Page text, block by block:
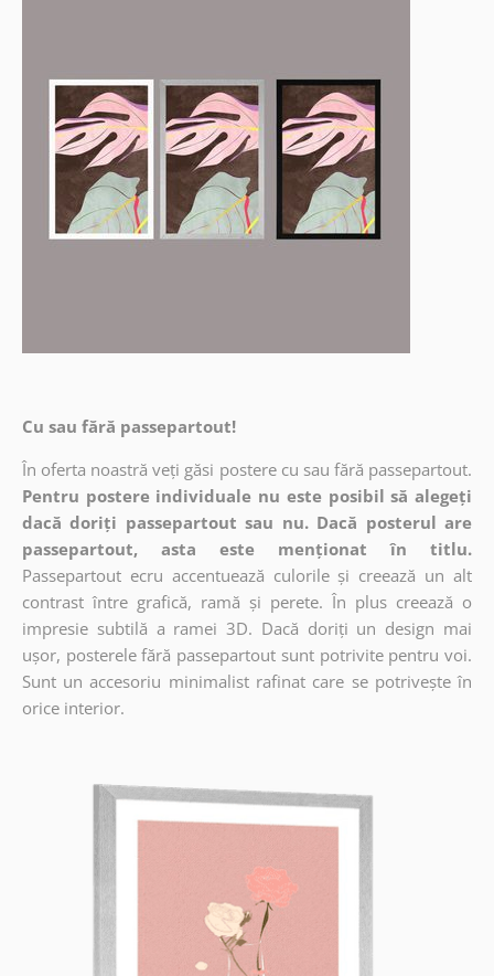
Cu sau fără passepartout!
În oferta noastră veți găsi postere cu sau fără passepartout.
Pentru postere individuale nu este posibil să alegeți
dacă doriți passepartout sau nu. Dacă posterul are
passepartout, asta este menționat în titlu.
Passepartout ecru accentuează culorile și creează un alt
contrast între grafică, ramă și perete. În plus creează o
impresie subtilă a ramei 3D. Dacă doriți un design mai
ușor, posterele fără passepartout sunt potrivite pentru voi.
Sunt un accesoriu minimalist rafinat care se potrivește în
orice interior.